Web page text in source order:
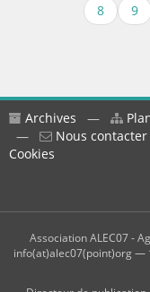
8
9
Archives —
—
Nous contacter
Cookies
Association ALEC07 -
info(at)alec07(point)org —